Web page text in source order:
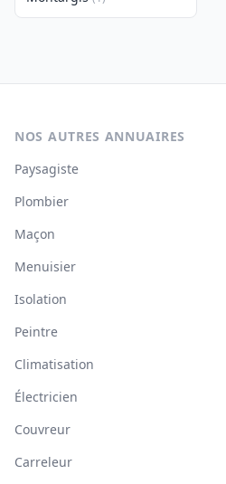
NOS AUTRES ANNUAIRES
Paysagiste
Plombier
Maçon
Menuisier
Isolation
Peintre
Climatisation
Électricien
Couvreur
Carreleur